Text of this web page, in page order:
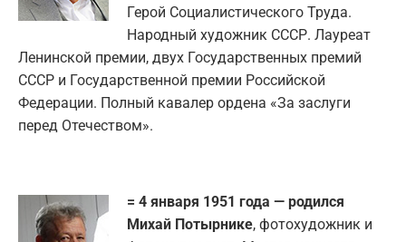
Герой Социалистического Труда.
Народный художник СССР. Лауреат
Ленинской премии, двух Государственных премий
СССР и Государственной премии Российской
Федерации. Полный кавалер ордена «За заслуги
перед Отечеством».
= 4 января 1951 года — родился
Михай Потырнике, фотохудожник и